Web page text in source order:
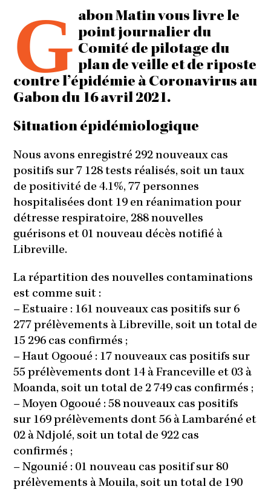
G abon Matin vous livre le
point journalier du
Comité de pilotage du
plan de veille et de riposte
contre l’épidémie à Coronavirus au
Gabon du 16 avril 2021.
Situation épidémiologique
Nous avons enregistré 292 nouveaux cas
positifs sur 7 128 tests réalisés, soit un taux
de positivité de 4.1%, 77 personnes
hospitalisées dont 19 en réanimation pour
détresse respiratoire, 288 nouvelles
guérisons et 01 nouveau décès notifié à
Libreville.
La répartition des nouvelles contaminations
est comme suit :
–Estuaire : 161 nouveaux cas positifs sur 6
277 prélèvements à Libreville, soit un total de
15 296 cas confirmés ;
–Haut Ogooué : 17 nouveaux cas positifs sur
55 prélèvements dont 14 à Franceville et 03 à
Moanda, soit un total de 2 749 cas confirmés ;
–Moyen Ogooué : 58 nouveaux cas positifs
sur 169 prélèvements dont 56 à Lambaréné et
02 à Ndjolé, soit un total de 922 cas
confirmés ;
–Ngounié : 01 nouveau cas positif sur 80
prélèvements à Mouila, soit un total de 190